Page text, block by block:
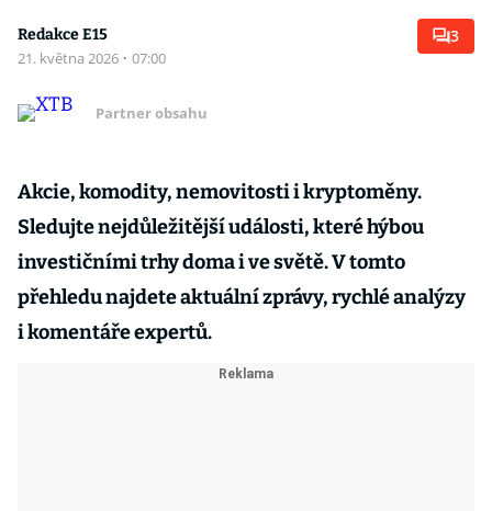
Redakce E15
21. května 2026 · 07:00
3
Partner obsahu
Akcie, komodity, nemovitosti i kryptoměny.
Sledujte nejdůležitější události, které hýbou
investičními trhy doma i ve světě. V tomto
přehledu najdete aktuální zprávy, rychlé analýzy
i komentáře expertů.